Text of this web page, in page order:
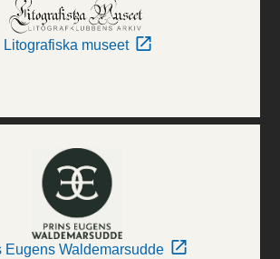
Litografiska museet
Eugens Waldemarsudde